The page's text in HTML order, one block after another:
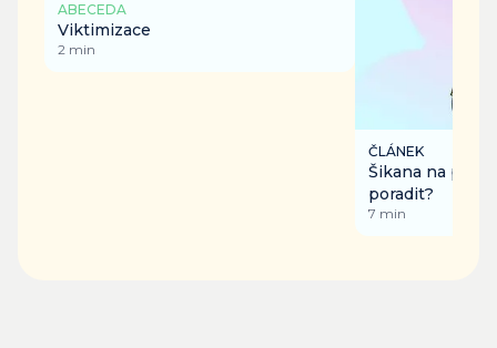
ABECEDA
Viktimizace
2 min
ČLÁNEK
Šikana na
poradit?
7 min